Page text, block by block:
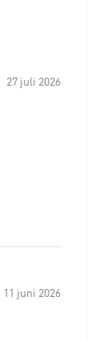
27 juli 2026
11 juni 2026